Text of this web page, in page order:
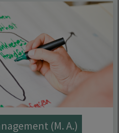
(M. A.)